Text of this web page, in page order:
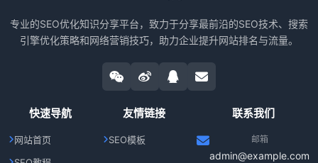
专业的SEO优化知识分享平台，致力于分享最前沿的SEO技术、搜索
引擎优化策略和网络营销技巧，助力企业提升网站排名与流量。
快速导航
网站首页
友情链接
SEO模板
联系我们
邮箱
admin@example.com